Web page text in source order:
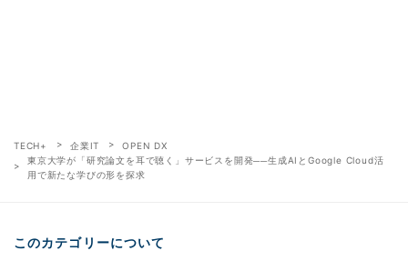
TECH+ 企業IT
OPEN DX
東京大学が「研究論文を耳で聴く」サービスを開発──生成AIとGoogle Cloud活
用で新たな学びの形を探求
このカテゴリーについて